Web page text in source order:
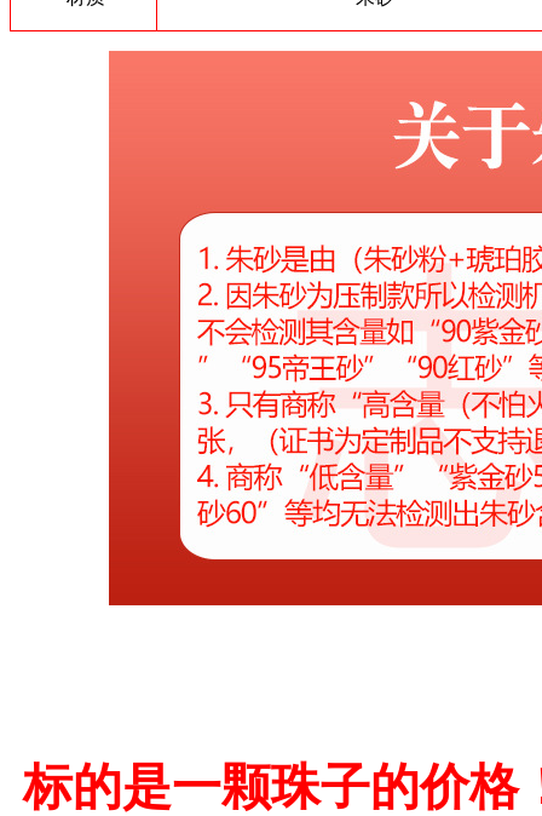
标的是一颗珠子的价格